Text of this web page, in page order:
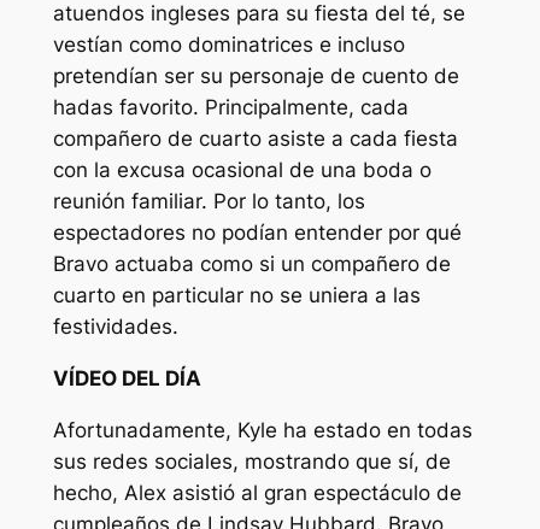
atuendos ingleses para su fiesta del té, se
vestían como dominatrices e incluso
pretendían ser su personaje de cuento de
hadas favorito. Principalmente, cada
compañero de cuarto asiste a cada fiesta
con la excusa ocasional de una boda o
reunión familiar. Por lo tanto, los
espectadores no podían entender por qué
Bravo actuaba como si un compañero de
cuarto en particular no se uniera a las
festividades.
VÍDEO DEL DÍA
Afortunadamente, Kyle ha estado en todas
sus redes sociales, mostrando que sí, de
hecho, Alex asistió al gran espectáculo de
cumpleaños de Lindsay Hubbard. Bravo